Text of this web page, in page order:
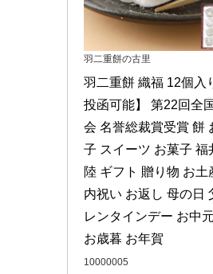
羽二重餅の古里
羽二重餅 織福 12個入
投函可能】 第22回全
会 名誉総裁賞受賞 餅
子 スイーツ お菓子 福
陸 ギフト 贈り物 お土
内祝い お返し 母の日
レンタインデー お中
お歳暮 お年賀
10000005